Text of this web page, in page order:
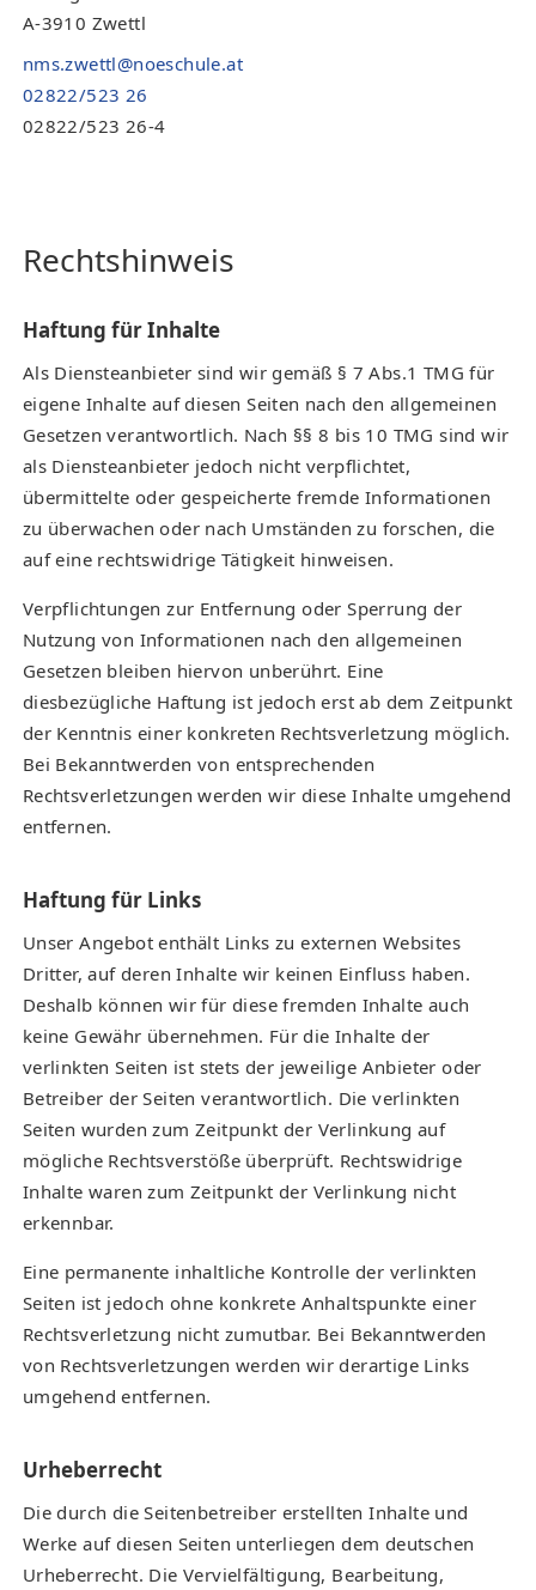
A-3910 Zwettl
nms.zwettl@noeschule.at
02822/523 26
02822/523 26-4
Rechtshinweis
Haftung für Inhalte
Als Diensteanbieter sind wir gemäß § 7 Abs.1 TMG für
eigene Inhalte auf diesen Seiten nach den allgemeinen
Gesetzen verantwortlich. Nach §§ 8 bis 10 TMG sind wir
als Diensteanbieter jedoch nicht verpflichtet,
übermittelte oder gespeicherte fremde Informationen
zu überwachen oder nach Umständen zu forschen, die
auf eine rechtswidrige Tätigkeit hinweisen.
Verpflichtungen zur Entfernung oder Sperrung der
Nutzung von Informationen nach den allgemeinen
Gesetzen bleiben hiervon unberührt. Eine
diesbezügliche Haftung ist jedoch erst ab dem Zeitpunkt
der Kenntnis einer konkreten Rechtsverletzung möglich.
Bei Bekanntwerden von entsprechenden
Rechtsverletzungen werden wir diese Inhalte umgehend
entfernen.
Haftung für Links
Unser Angebot enthält Links zu externen Websites
Dritter, auf deren Inhalte wir keinen Einfluss haben.
Deshalb können wir für diese fremden Inhalte auch
keine Gewähr übernehmen. Für die Inhalte der
verlinkten Seiten ist stets der jeweilige Anbieter oder
Betreiber der Seiten verantwortlich. Die verlinkten
Seiten wurden zum Zeitpunkt der Verlinkung auf
mögliche Rechtsverstöße überprüft. Rechtswidrige
Inhalte waren zum Zeitpunkt der Verlinkung nicht
erkennbar.
Eine permanente inhaltliche Kontrolle der verlinkten
Seiten ist jedoch ohne konkrete Anhaltspunkte einer
Rechtsverletzung nicht zumutbar. Bei Bekanntwerden
von Rechtsverletzungen werden wir derartige Links
umgehend entfernen.
Urheberrecht
Die durch die Seitenbetreiber erstellten Inhalte und
Werke auf diesen Seiten unterliegen dem deutschen
Urheberrecht. Die Vervielfältigung, Bearbeitung,